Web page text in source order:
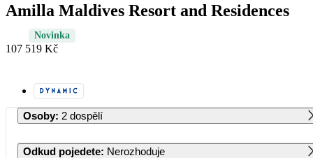
Amilla Maldives Resort and Residences
Novinka
107 519 Kč
Osoby: 2 dospělí
Odkud pojedete: Nerozhoduje